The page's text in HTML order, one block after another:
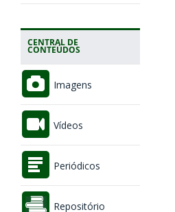
CENTRAL DE
CONTEÚDOS
Imagens
Vídeos
Periódicos
Repositório